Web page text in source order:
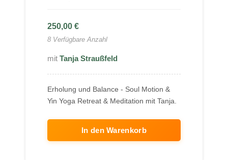
250,00 €
8 Verfügbare Anzahl
Tanja Straußfeld
Erholung und Balance - Soul Motion &
Yin Yoga Retreat & Meditation mit Tanja.
In den Warenkorb